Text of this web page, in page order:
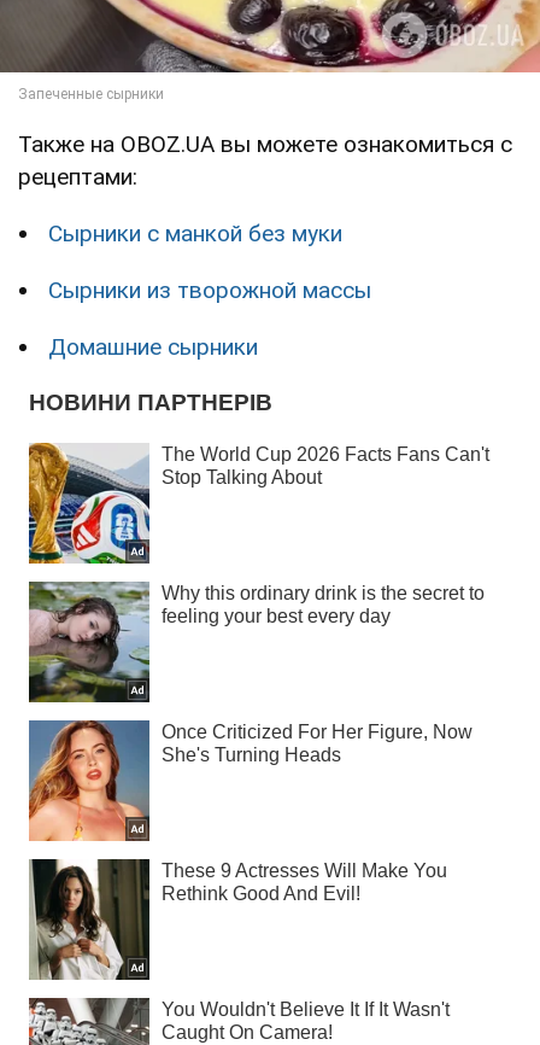
Также на OBOZ.UA вы можете ознакомиться с
рецептами:
Сырники с манкой без муки
Сырники из творожной массы
Домашние сырники